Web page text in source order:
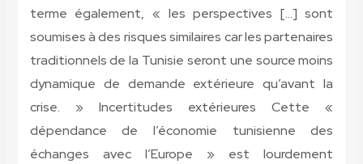
terme également, « les perspectives […] sont
soumises à des risques similaires car les partenaires
traditionnels de la Tunisie seront une source moins
dynamique de demande extérieure qu’avant la
crise. » Incertitudes extérieures Cette «
dépendance de l’économie tunisienne des
échanges avec l’Europe » est lourdement